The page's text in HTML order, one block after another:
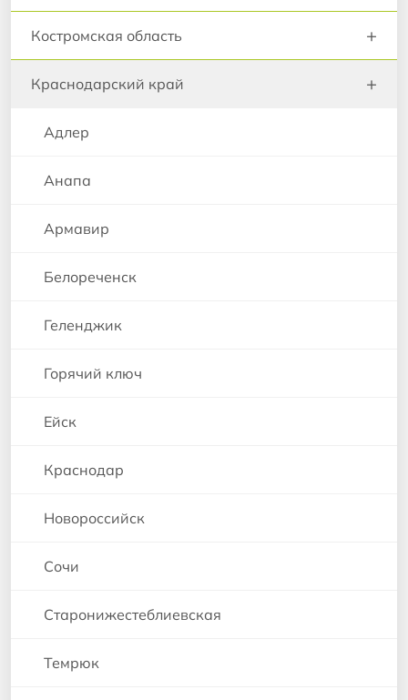
Костромская область +
Краснодарский край +
Адлер
Анапа
Армавир
Белореченск
Геленджик
Горячий ключ
Ейск
Краснодар
Новороссийск
Сочи
Старонижестеблиевская
Темрюк